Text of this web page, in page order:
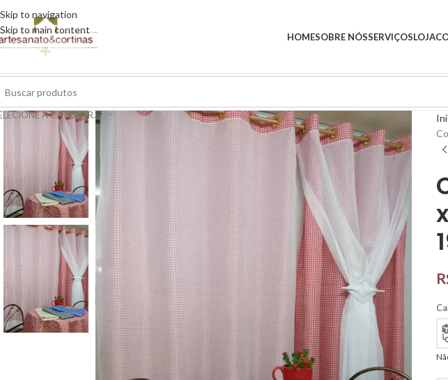
Skip to navigation
Skip to main content
HOMESOBRE NÓSSERVIÇOSLOJA
SELECIONE A CATEGORIA